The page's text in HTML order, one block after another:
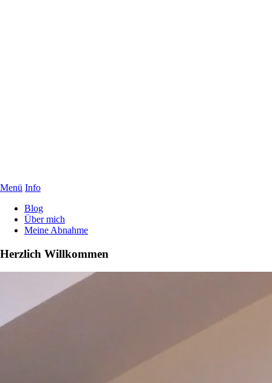
Menü Info
Blog
Über mich
Meine Abnahme
Herzlich Willkommen